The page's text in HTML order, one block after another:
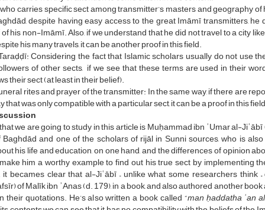
carries specific sect among transmitter’s masters and geography
despite having easy access to the great Imāmī transmitters,
his non-Imāmī. Also, if we understand that he did not travel to a city
his many travels, it can be another proof in this field.
Considering the fact that Islamic scholars usually do not use
of other sects, if we see that these terms are used in their
their sect (at least in their belief).
rites and prayer of the transmitter: In the same way, if there are
that was only compatible with a particular sect, it can be a proof in this
we are going to study in this article is Muḥammad ibn ʿUmar al-
and one of the scholars of rijāl in Sunni sources, who is
his life and education, on one hand, and the differences of opinion
him a worthy example to find out his true sect by implementing
it becames clear that al-Jiʿābī – unlike what some researchers
of Malīk ibn ʾAnas (d. 179), in a book, and also authored another
their quotations. He’s also written a book called “man ḥaddatha ʿan